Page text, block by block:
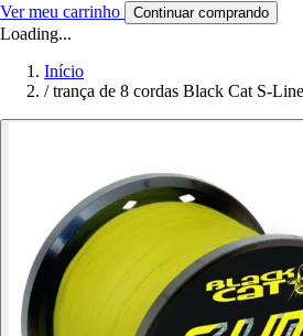
Ver meu carrinho Continuar comprando
Loading...
Início
/ trança de 8 cordas Black Cat S-